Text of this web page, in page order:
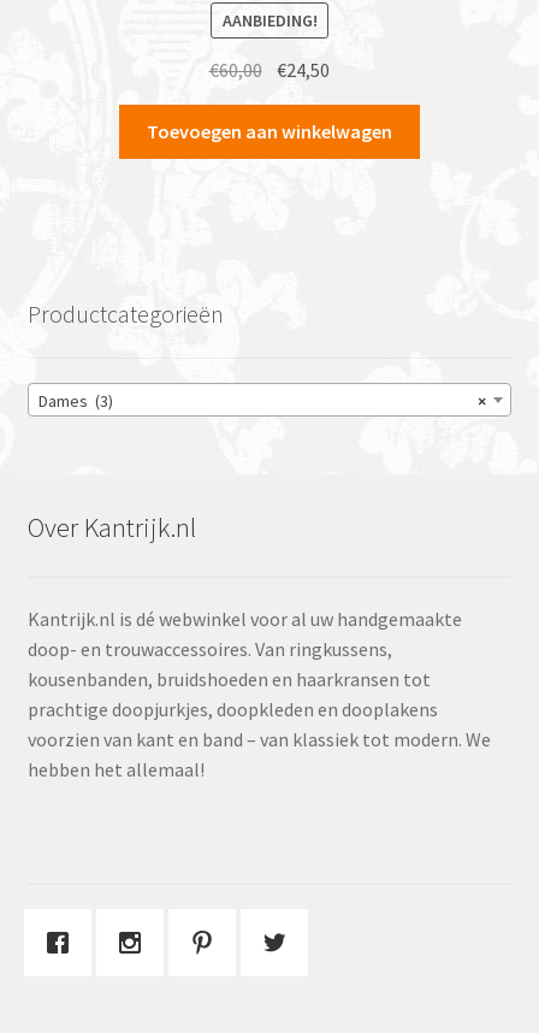
AANBIEDING!
€60,00 Oorspronkelijke
was:
€60,00.
€24,50
is:
€24,50.
Toevoegen aan winkelwagen
Productcategorieën
×
Dames (3)
Over Kantrijk.nl
Kantrijk.nl is dé webwinkel voor al uw handgemaakte
doop- en trouwaccessoires. Van ringkussens,
kousenbanden, bruidshoeden en haarkransen tot
prachtige doopjurkjes, doopkleden en dooplakens
voorzien van kant en band – van klassiek tot modern. We
hebben het allemaal!